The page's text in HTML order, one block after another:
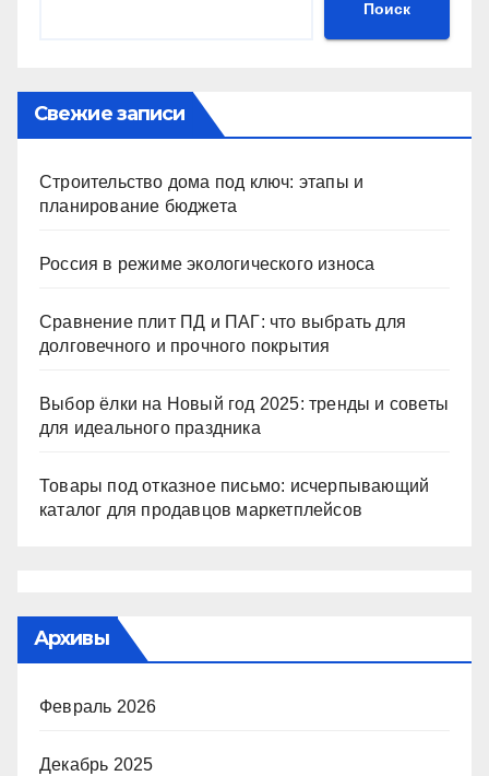
Поиск
Свежие записи
Строительство дома под ключ: этапы и
планирование бюджета
Россия в режиме экологического износа
Сравнение плит ПД и ПАГ: что выбрать для
долговечного и прочного покрытия
Выбор ёлки на Новый год 2025: тренды и советы
для идеального праздника
Товары под отказное письмо: исчерпывающий
каталог для продавцов маркетплейсов
Архивы
Февраль 2026
Декабрь 2025